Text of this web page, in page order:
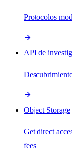
Protocolos
API de
Object Storage
Get direct
fees